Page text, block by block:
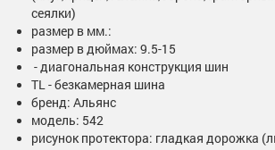
сеялки)
размер в мм.:
размер в дюймах: 9.5-15
- диагональная конструкция шин
TL - безкамерная шина
бренд: Альянс
модель: 542
рисунок протектора: гладкая дорожка